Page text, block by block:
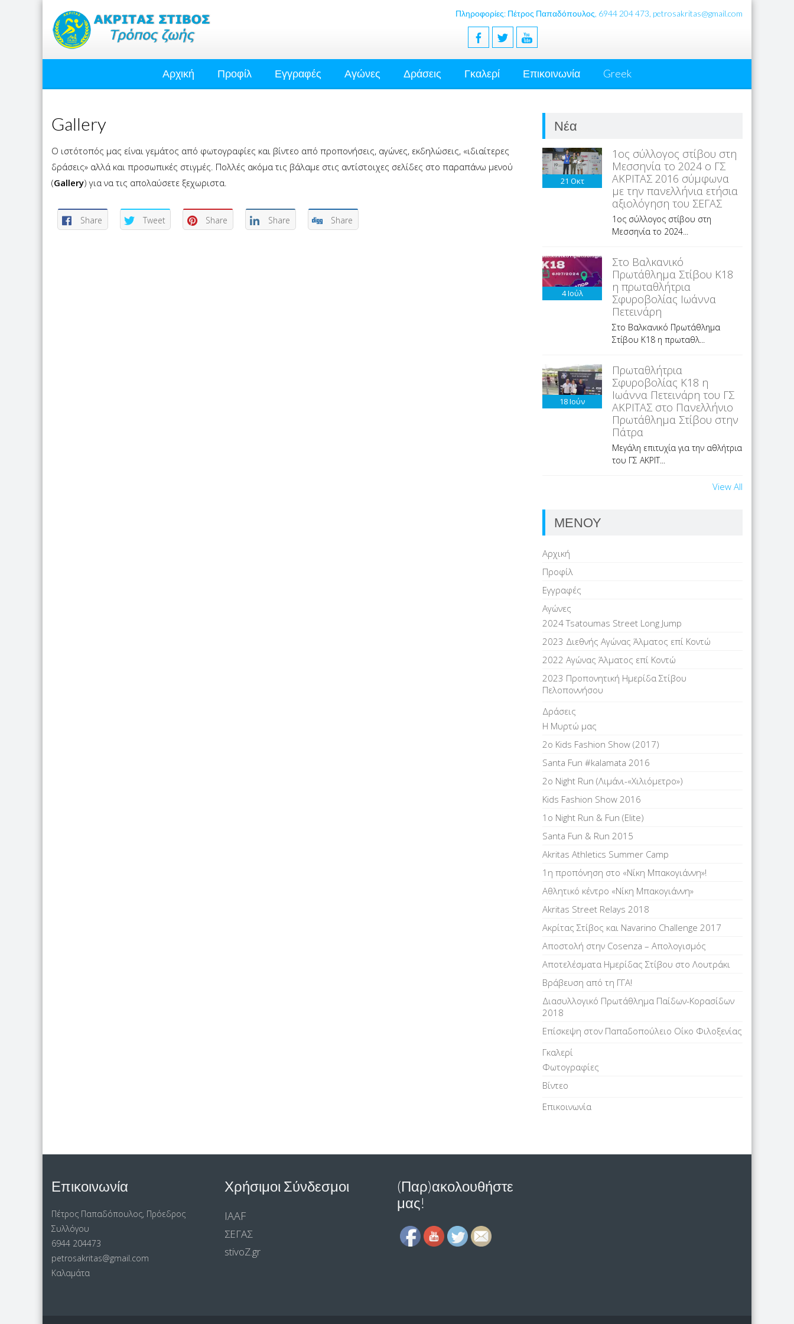
Πληροφορίες: Πέτρος Παπαδόπουλος, 6944 204 473, petrosakritas@gmail.com
Αρχική Προφίλ Εγγραφές Αγώνες Δράσεις Γκαλερί Επικοινωνία Greek
Gallery
Ο ιστότοπός μας είναι γεμάτος από φωτογραφίες και βίντεο από προπονήσεις, αγώνες, εκδηλώσεις, «ιδιαίτερες
δράσεις» αλλά και προσωπικές στιγμές. Πολλές ακόμα τις βάλαμε στις αντίστοιχες σελίδες στο παραπάνω μενού
(Gallery) για να τις απολαύσετε ξεχωριστα.
Share Tweet Share Share Share
Νέα
21 Οκτ
1ος σύλλογος στίβου στη
Μεσσηνία το 2024 ο ΓΣ
ΑΚΡΙΤΑΣ 2016 σύμφωνα
με την πανελλήνια ετήσια
αξιολόγηση του ΣΕΓΑΣ
1ος σύλλογος στίβου στη
Μεσσηνία το 2024...
4Ιούλ
Στο Βαλκανικό
Πρωτάθλημα Στίβου Κ18
η πρωταθλήτρια
Σφυροβολίας Ιωάννα
Πετεινάρη
Στο Βαλκανικό Πρωτάθλημα
Στίβου Κ18 η πρωταθλ...
18Ιούν
Πρωταθλήτρια
Σφυροβολίας Κ18 η
Ιωάννα Πετεινάρη του ΓΣ
ΑΚΡΙΤΑΣ στο Πανελλήνιο
Πρωτάθλημα Στίβου στην
Πάτρα
Μεγάλη επιτυχία για την αθλήτρια
του ΓΣ ΑΚΡΙΤ...
View All
ΜΕΝΟΥ
Αρχική
Προφίλ
Εγγραφές
Αγώνες
2024 Tsatoumas Street Long Jump
2023 Διεθνής Αγώνας Άλματος επί Kοντώ
2022 Αγώνας Άλματος επί Κοντώ
2023 Προπονητική Ημερίδα Στίβου
Πελοποννήσου
Δράσεις
Η Μυρτώ μας
2ο Kids Fashion Show (2017)
Santa Fun #kalamata 2016
2ο Night Run (Λιμάνι-«Χιλιόμετρο»)
Kids Fashion Show 2016
1o Night Run & Fun (Elite)
Santa Fun & Run 2015
Akritas Athletics Summer Camp
1η προπόνηση στο «Νίκη Μπακογιάννη»!
Αθλητικό κέντρο «Νίκη Μπακογιάννη»
Akritas Street Relays 2018
Ακρίτας Στίβος και Navarino Challenge 2017
Αποστολή στην Cosenza – Απολογισμός
Αποτελέσματα Ημερίδας Στίβου στο Λουτράκι
Βράβευση από τη ΓΓΑ!
Διασυλλογικό Πρωτάθλημα Παίδων-Κορασίδων
2018
Επίσκεψη στον Παπαδοπούλειο Οίκο Φιλοξενίας
Γκαλερί
Φωτογραφίες
Βίντεο
Επικοινωνία
Επικοινωνία
Πέτρος Παπαδόπουλος, Πρόεδρος
Συλλόγου
6944 204473
petrosakritas@gmail.com
Καλαμάτα
Χρήσιμοι Σύνδεσμοι
IAAF
ΣΕΓΑΣ
stivoΖ.gr
(Παρ)ακολουθήστε
μας!